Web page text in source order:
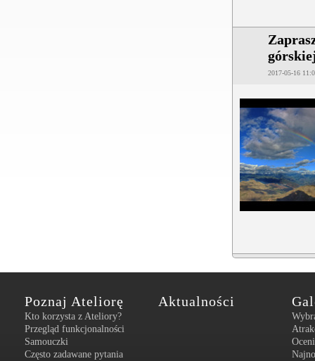
2017-05-16
Poznaj Ateliorę
Kto korzysta z Ateliory?
Przegląd funkcjonalności
Samouczki
Często zadawane pytania
Aktualności